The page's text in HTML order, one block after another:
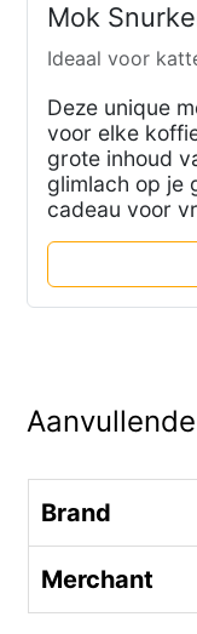
Mok
Ideaal voor
Deze unique
voor elke
grote inhoud
glimlach op je
cadeau voor
Brand
Merchant